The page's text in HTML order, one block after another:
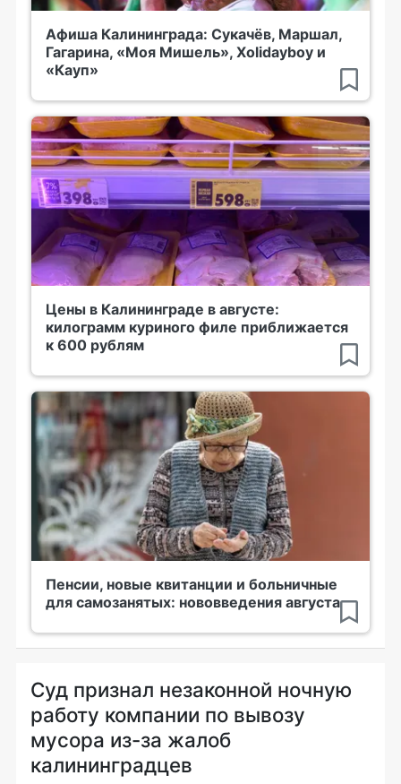
Афиша Калининграда: Сукачёв, Маршал,
Гагарина, «Моя Мишель», Xolidayboy и
«Кауп»
Цены в Калининграде в августе:
килограмм куриного филе приближается
к 600 рублям
Пенсии, новые квитанции и больничные
для самозанятых: нововведения августа
Суд признал незаконной ночную
работу компании по вывозу
мусора из-за жалоб
калининградцев